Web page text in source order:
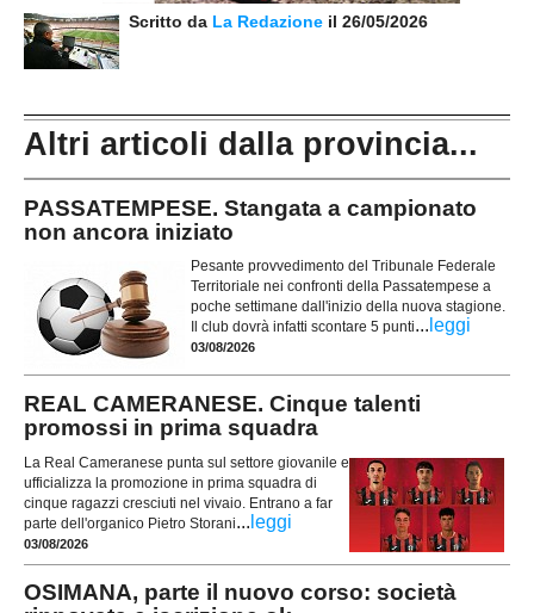
Scritto da La Redazione il 26/05/2026
Altri articoli dalla provincia...
PASSATEMPESE. Stangata a campionato
non ancora iniziato
Pesante provvedimento del Tribunale Federale
Territoriale nei confronti della Passatempese a
poche settimane dall'inizio della nuova stagione.
Il club dovrà infatti scontare 5 punti... leggi
03/08/2026
REAL CAMERANESE. Cinque talenti
promossi in prima squadra
La Real Cameranese punta sul settore giovanile e
ufficializza la promozione in prima squadra di
cinque ragazzi cresciuti nel vivaio. Entrano a far
parte dell'organico Pietro Storani... leggi
03/08/2026
OSIMANA, parte il nuovo corso: società